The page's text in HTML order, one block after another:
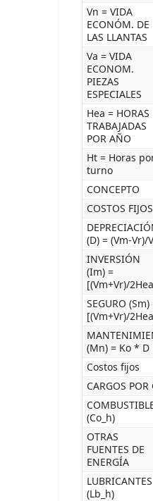
Vn = VIDA
ECONÓM. DE
LAS LLANTAS
Va = VIDA
ECONOM.
PIEZAS
ESPECIALES
Hea = HORAS
TRABAJADAS
POR AÑO
Ht = Horas
turno
CONCEPTO
COSTOS FIJOS
(D) = (Vm-Vr)/
INVERSIÓN
(Im) =
[(Vm+Vr)/
SEGURO (Sm)
[(Vm+Vr)/
(Mn) = Ko * D
Costos fijos
CARGOS
(Co_h)
OTRAS
FUENTES DE
ENERGÍA
LUBRICANTES
(Lb_h)